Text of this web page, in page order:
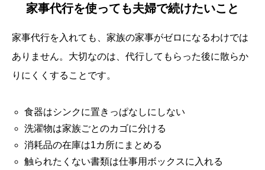
家事代行を使っても夫婦で続けたいこと
家事代行を入れても、家族の家事がゼロになるわけでは
ありません。大切なのは、代行してもらった後に散らか
りにくくすることです。
食器はシンクに置きっぱなしにしない
洗濯物は家族ごとのカゴに分ける
消耗品の在庫は1カ所にまとめる
触られたくない書類は仕事用ボックスに入れる